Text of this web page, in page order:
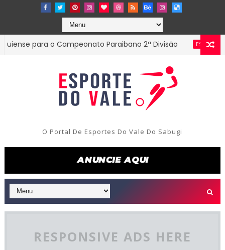
para o Campeonato Paraibano 2ª Divisão ESTADUAL
O Portal De Esportes Do Vale Do Sabugi
RESPONSIVE ADS HERE